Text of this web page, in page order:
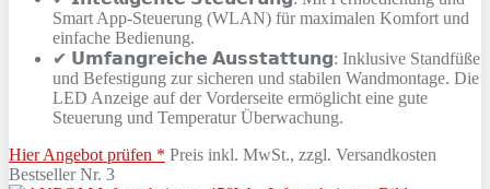
Smart App-Steuerung (WLAN) für maximalen Komfort und
einfache Bedienung.
✔ 𝗨𝗺𝗳𝗮𝗻𝗴𝗿𝗲𝗶𝗰𝗵𝗲 𝗔𝘂𝘀𝘀𝘁𝗮𝘁𝘁𝘂𝗻𝗴: Inklusive Standfüße
und Befestigung zur sicheren und stabilen Wandmontage. Die
LED Anzeige auf der Vorderseite ermöglicht eine gute
Steuerung und Temperatur Überwachung.
Hier Angebot prüfen * Preis inkl. MwSt., zzgl. Versandkosten
Bestseller Nr. 3